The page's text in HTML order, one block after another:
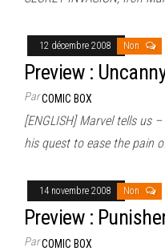
12 décembre 2008 Non
Preview :
ParCOMIC BOX
[ENGLISH] Marvel tells us
his quest to ease the pain
14 novembre 2008 Non
Preview :
ParCOMIC BOX